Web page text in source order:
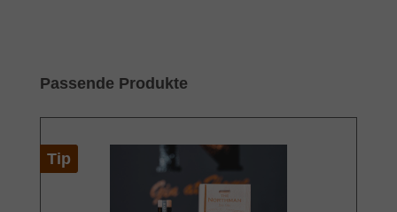
Skip product gallery
Passende Produkte
Tip